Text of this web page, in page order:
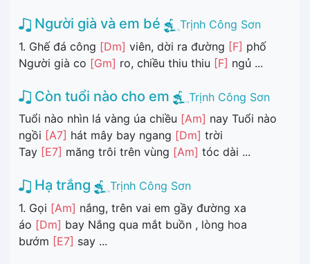
Người già và em bé
Trịnh Công Sơn
1. Ghế đá công [Dm] viên, dời ra đường [F] phố
Người già co [Gm] ro, chiều thiu thiu [F] ngủ ...
Còn tuổi nào cho em
Trịnh Công Sơn
Tuổi nào nhìn lá vàng úa chiều [Am] nay Tuổi nào
ngồi [A7] hát mây bay ngang [Dm] trời
Tay [E7] măng trôi trên vùng [Am] tóc dài ...
Hạ trắng
Trịnh Công Sơn
1. Gọi [Am] nắng, trên vai em gầy đường xa
áo [Dm] bay Nắng qua mắt buồn , lòng hoa
bướm [E7] say ...